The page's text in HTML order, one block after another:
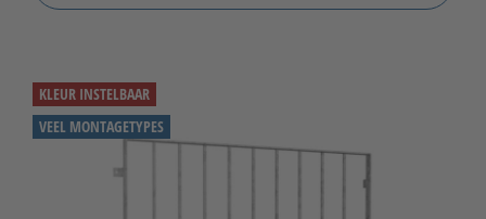
KLEUR INSTELBAAR
VEEL MONTAGETYPES